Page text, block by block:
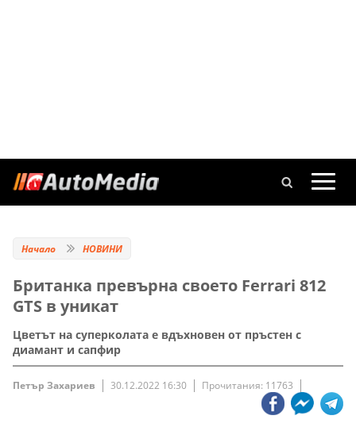
Начало НОВИНИ
Британка превърна своето Ferrari 812
GTS в уникат
Цветът на суперколата е вдъхновен от пръстен с
диамант и сапфир
Петър Захариев 30.12.2022 16:30 Прочитания: 11763